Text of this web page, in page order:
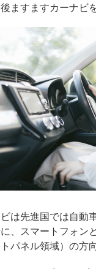
ますますカーナビ
は先進国では自動
、スマートフォン
パネル領域）の方